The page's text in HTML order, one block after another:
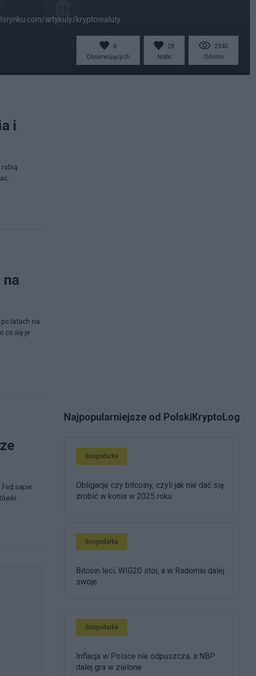
artykuly/kryptowaluty
0
Obserwujących
28
Notki
2345
Odsłon
i
latach na
co się je
sapie
Najpopularniejsze od PolskiKryptoLog
Gospodarka
Obligacje czy bitcoiny, czyli jak nie dać się
zrobić w konia w 2025 roku
Gospodarka
Bitcoin leci, WIG20 stoi, a w Radomiu dalej
swoje
Gospodarka
Inflacja w Polsce nie odpuszcza, a NBP
dalej gra w zielone